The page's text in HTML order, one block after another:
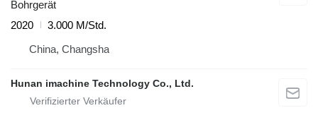
Bohrgerät
2020
3.000 M/Std.
China, Changsha
Hunan imachine Technology Co., Ltd.